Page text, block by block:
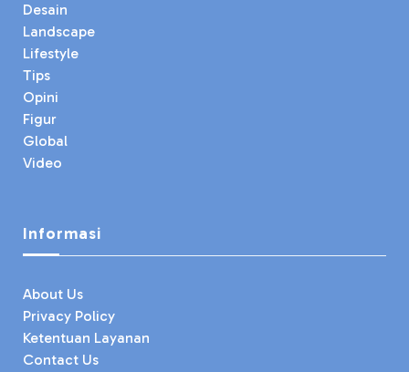
Desain
Landscape
Lifestyle
Tips
Opini
Figur
Global
Video
Informasi
About Us
Privacy Policy
Ketentuan Layanan
Contact Us